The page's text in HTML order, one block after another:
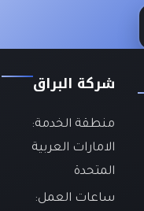
شركة البراق
منطقة الخدمة:
الامارات العربية
المتحدة
ساعات العمل: